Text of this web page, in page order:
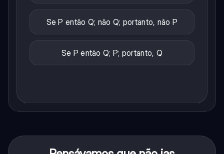
Se P então Q; não Q; portanto, não P
Se P então Q; P; portanto, Q